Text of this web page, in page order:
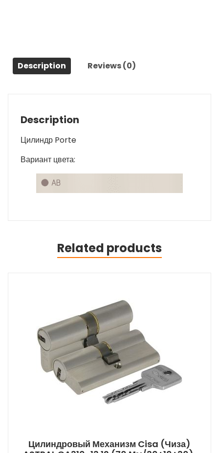
Description Reviews (0)
Description
Цилиндр Porte
Вариант цвета:
Related products
Цилиндровый Механизм Cisa (Чиза)